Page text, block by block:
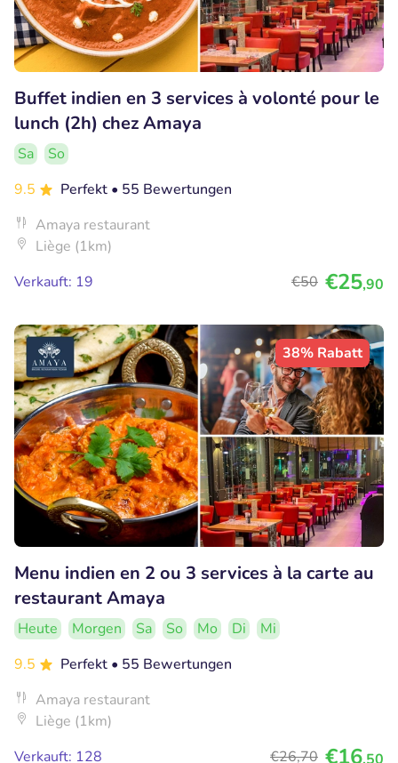
Buffet indien en 3 services à volonté pour le
lunch (2h) chez Amaya
Sa
So
9.5
Perfekt • 55 Bewertungen
Amaya restaurant
Liège (1km)
Verkauft: 19
€50 €25,90
38% Rabatt
Menu indien en 2 ou 3 services à la carte au
restaurant Amaya
Heute Morgen Sa So Mo Di
Mi
9.5
Perfekt • 55 Bewertungen
Amaya restaurant
Liège (1km)
Verkauft: 128
€26,70 €16